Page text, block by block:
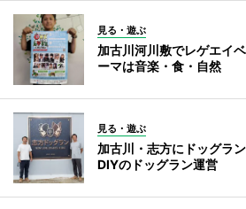
見る・遊ぶ
加古川河川敷でレゲエイ
ーマは音楽・食・自然
見る・遊ぶ
加古川・志方にドッグラ
DIYのドッグラン運営